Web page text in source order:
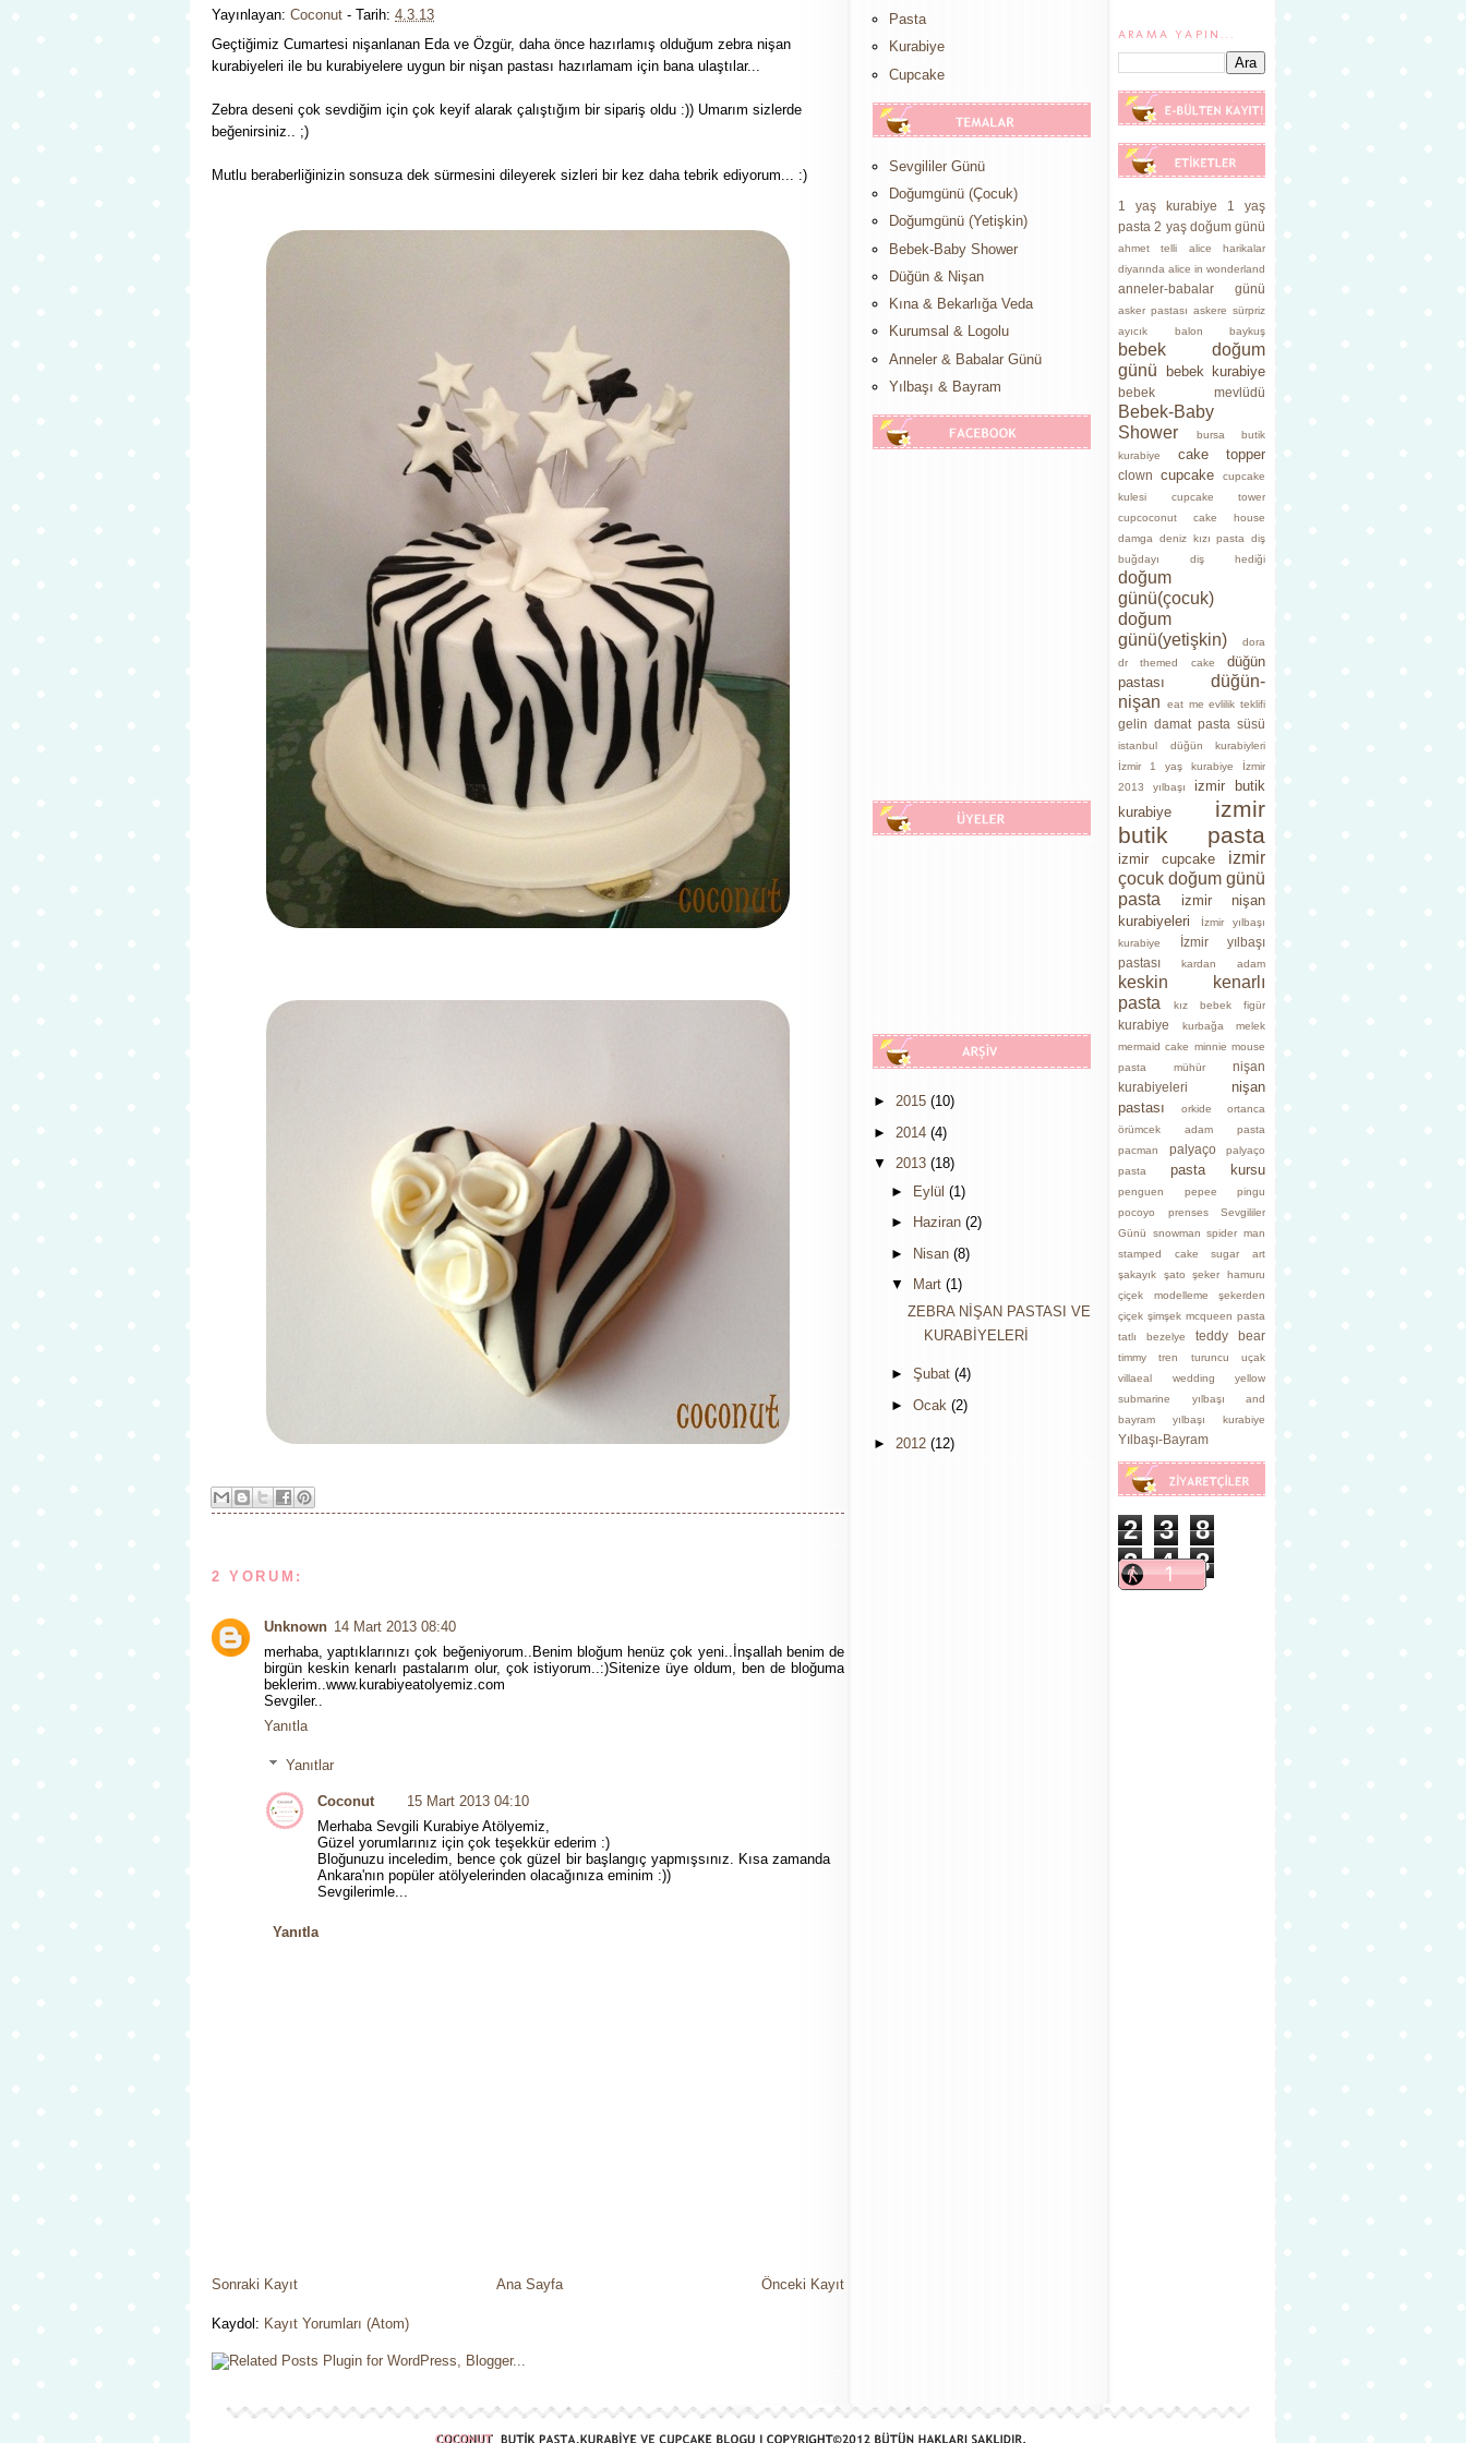
ARAMA YAPIN...
1 yaş kurabiye
1 yaş
pasta 2 yaş doğum günü
ahmet telli
alice harikalar
diyarında alice in wonderland
anneler-babalar günü
asker pastası askere sürpriz
ayıcık
balon baykuş
bebek doğum
günü
bebek kurabiye
bebek mevlüdü
Bebek-Baby
Shower
bursa butik
kurabiye
cake topper
clown cupcake
cupcake
kulesi
cupcake tower
cupcoconut cake house
damga
deniz kızı pasta
diş
buğdayı
diş hediği
doğum
günü(çocuk)
doğum
günü(yetişkin)
dora
dr themed cake
düğün
pastası
düğün-
nişan
eat me evlilik teklifi
gelin damat pasta süsü
istanbul düğün kurabiyleri
İzmir 1 yaş kurabiye
İzmir
2013 yılbaşı
izmir butik
kurabiye
izmir
butik pasta
izmir cupcake
izmir
çocuk doğum günü
pasta
izmir nişan
kurabiyeleri
İzmir yılbaşı
kurabiye
İzmir yılbaşı
pastası
kardan adam
keskin kenarlı
pasta
kız bebek figür
kurabiye kurbağa
melek
mermaid cake minnie mouse
pasta
mühür
nişan
kurabiyeleri
nişan
pastası
orkide
ortanca
örümcek adam pasta
pacman
palyaço
palyaço
pasta
pasta kursu
penguen pepee
pingu
pocoyo
prenses
Sevgililer
Günü
snowman spider man
stamped cake
sugar art
şakayık
şato
şeker hamuru
çiçek modelleme
şekerden
çiçek şimşek mcqueen pasta
tatlı bezelye
teddy bear
timmy tren turuncu
uçak
villaeal
wedding
yellow
submarine
yılbaşı and
bayram
yılbaşı kurabiye
Yılbaşı-Bayram
2 3
8
3
4 8
Yayınlayan: Coconut - Tarih: 4.3.13
Geçtiğimiz Cumartesi nişanlanan Eda ve Özgür, daha önce hazırlamış olduğum zebra nişan
kurabiyeleri ile bu kurabiyelere uygun bir nişan pastası hazırlamam için bana ulaştılar...
Zebra deseni çok sevdiğim için çok keyif alarak çalıştığım bir sipariş oldu :)) Umarım sizlerde
beğenirsiniz.. ;)
Mutlu beraberliğinizin sonsuza dek sürmesini dileyerek sizleri bir kez daha tebrik ediyorum... :)
2 YORUM:
Unknown 14 Mart 2013 08:40
merhaba, yaptıklarınızı çok beğeniyorum..Benim bloğum henüz çok yeni..İnşallah benim de
birgün keskin kenarlı pastalarım olur, çok istiyorum..:)Sitenize üye oldum, ben de bloğuma
beklerim..www.kurabiyeatolyemiz.com
Sevgiler..
Yanıtla
Yanıtlar
Coconut
15 Mart 2013 04:10
Merhaba Sevgili Kurabiye Atölyemiz,
Güzel yorumlarınız için çok teşekkür ederim :)
Bloğunuzu inceledim, bence çok güzel bir başlangıç yapmışsınız. Kısa zamanda
Ankara'nın popüler atölyelerinden olacağınıza eminim :))
Sevgilerimle...
Yanıtla
Sonraki Kayıt Önceki Kayıt
Ana Sayfa
Kaydol: Kayıt Yorumları (Atom)
Pasta
Kurabiye
Cupcake
Sevgililer Günü
Doğumgünü (Çocuk)
Doğumgünü (Yetişkin)
Bebek-Baby Shower
Düğün & Nişan
Kına & Bekarlığa Veda
Kurumsal & Logolu
Anneler & Babalar Günü
Yılbaşı & Bayram
► 2015 (10)
► 2014 (4)
▼ 2013 (18)
► Eylül (1)
►
Haziran (2)
► Nisan (8)
▼
Mart (1)
ZEBRA NİŞAN PASTASI VE
KURABİYELERİ
► Şubat (4)
► Ocak (2)
► 2012 (12)